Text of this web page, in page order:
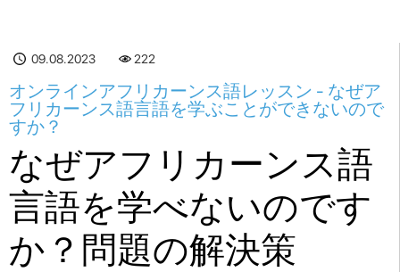
09.08.2023 222
オンラインアフリカーンス語レッスン - なぜア
フリカーンス語言語を学ぶことができないので
すか？
なぜアフリカーンス語
言語を学べないのです
か？問題の解決策